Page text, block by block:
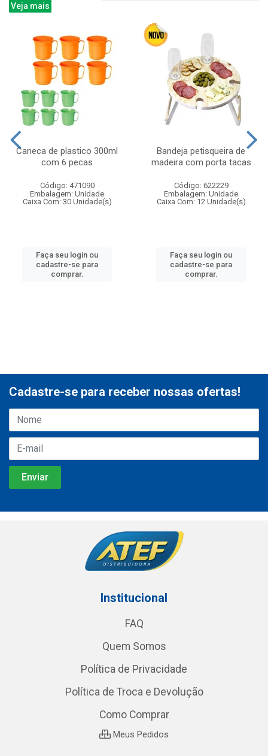
Veja mais
Caneca de plastico 300ml
com 6 pecas
Código: 471090
Embalagem: Unidade
Caixa Com: 30 Unidade(s)
Faça seu login ou
cadastre-se para
comprar.
Bandeja petisqueira de
madeira com porta tacas
Código: 622229
Embalagem: Unidade
Caixa Com: 12 Unidade(s)
Faça seu login ou
cadastre-se para
comprar.
Cadastre-se para receber nossas ofertas!
Institucional
FAQ
Quem Somos
Política de Privacidade
Política de Troca e Devolução
Como Comprar
Meus Pedidos